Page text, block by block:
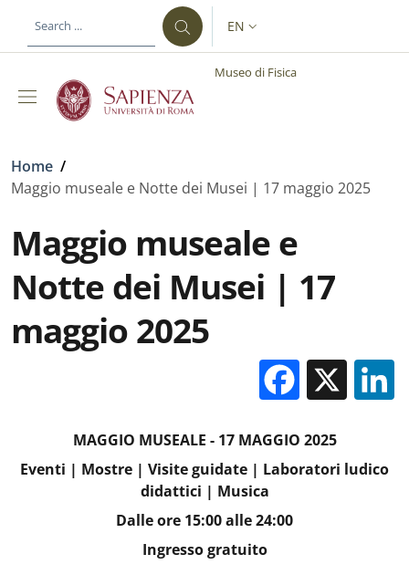
LANGUAGE SWITCHER:
EN
Museo di Fisica
Breadcrumb
Home /
Maggio museale e Notte dei Musei | 17 maggio 2025
Maggio museale e
Notte dei Musei | 17
maggio 2025
X
MAGGIO MUSEALE - 17 MAGGIO 2025
Eventi | Mostre | Visite guidate | Laboratori ludico
didattici | Musica
Dalle ore 15:00 alle 24:00
Ingresso gratuito